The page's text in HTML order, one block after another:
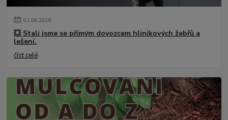
01.08.2026
💥 Stali jsme se přímým dovozcem hliníkových žebřů a
lešení.
číst celé